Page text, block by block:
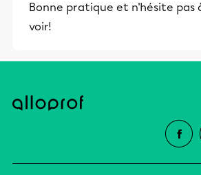
Bonne pratique et n'hésite pas
voir!